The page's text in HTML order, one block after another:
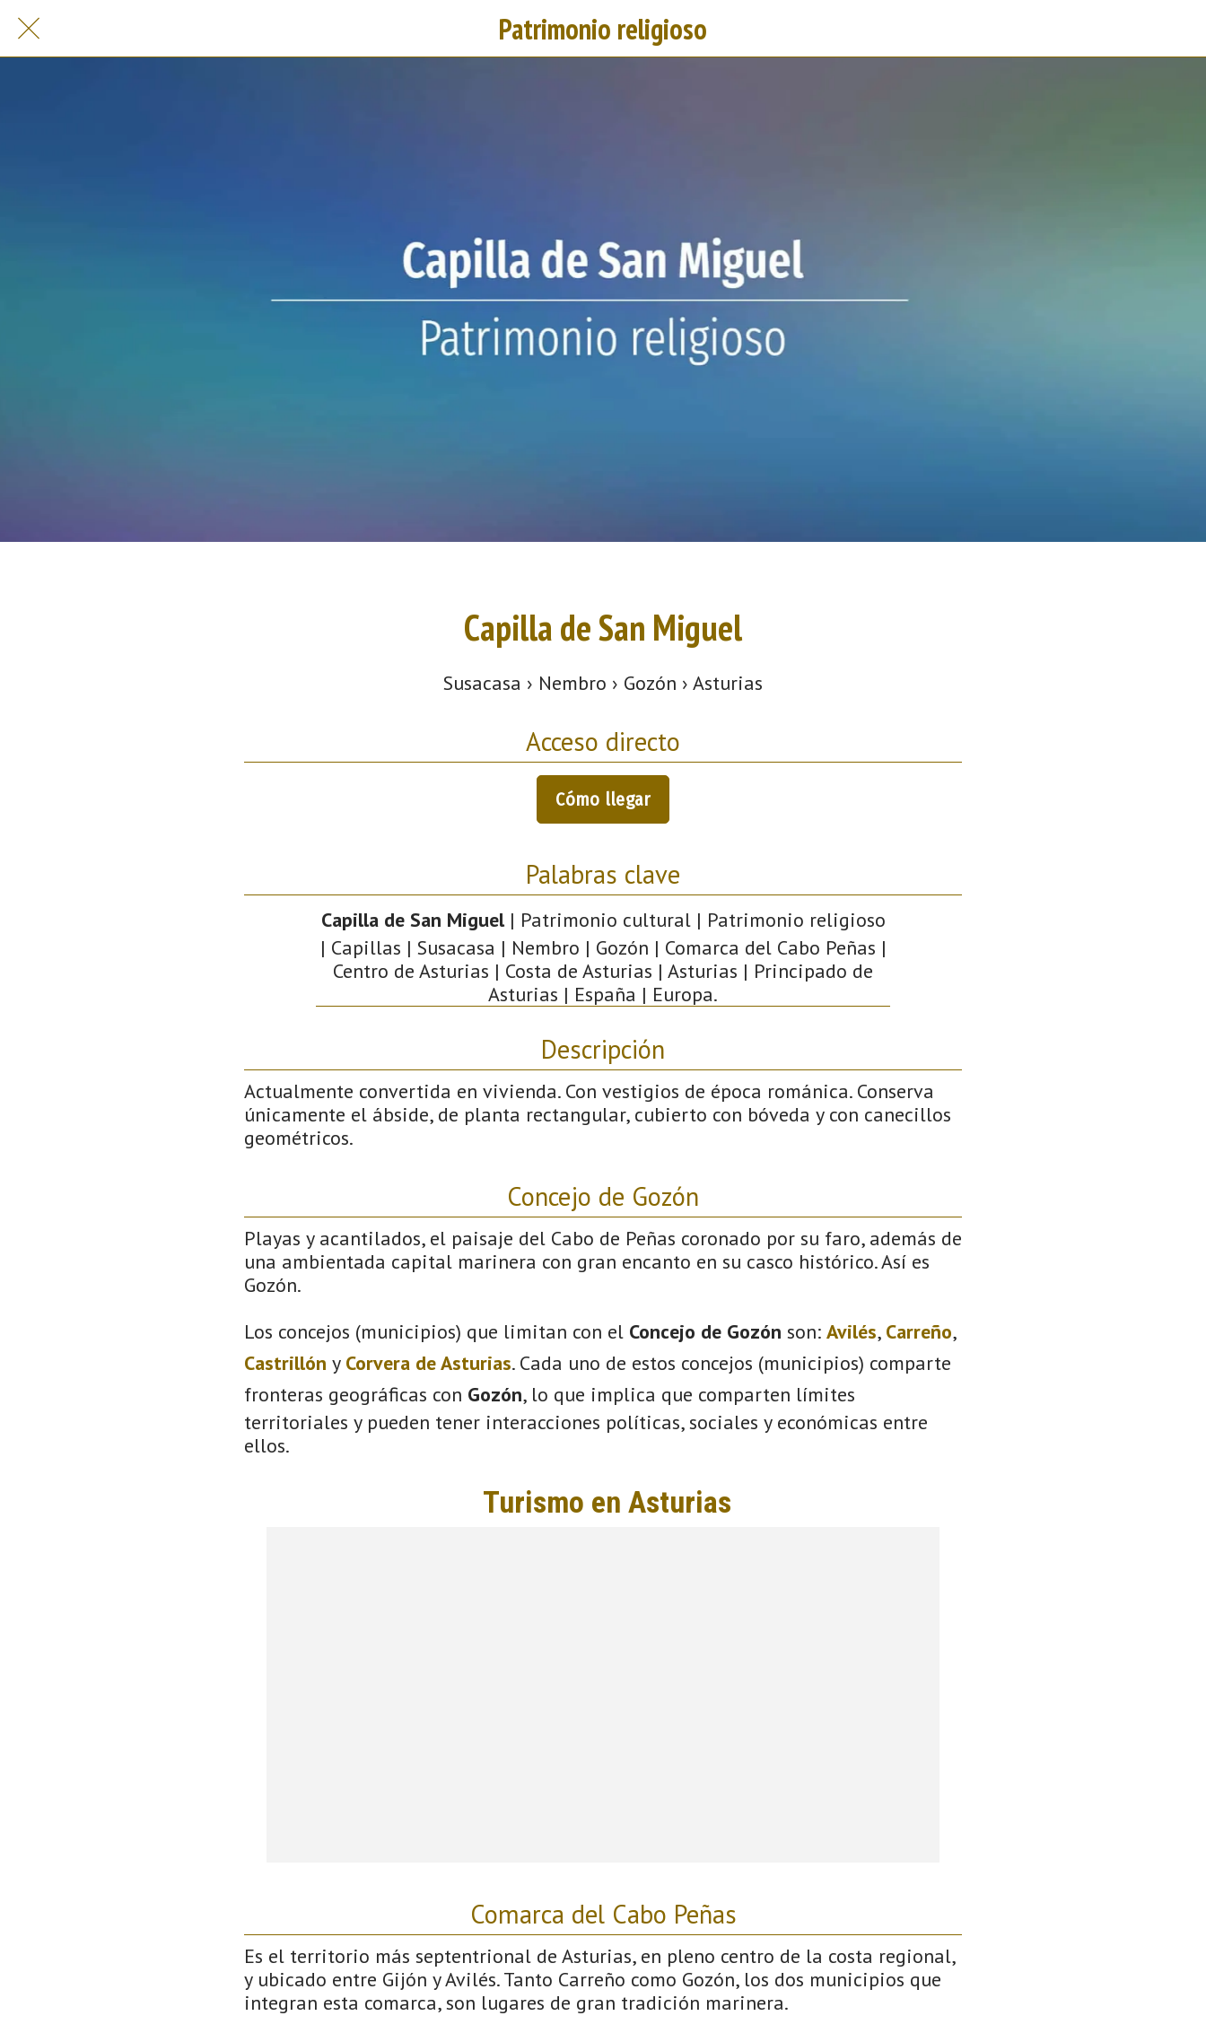
Patrimonio religioso
Capilla de San Miguel
Susacasa › Nembro › Gozón › Asturias
Acceso directo
Cómo llegar
Palabras clave
Capilla de San Miguel| Patrimonio cultural | Patrimonio religioso
| Capillas | Susacasa | Nembro | Gozón | Comarca del Cabo Peñas |
Centro de Asturias | Costa de Asturias | Asturias | Principado de
Asturias | España | Europa.
Descripción
Actualmente convertida en vivienda. Con vestigios de época románica. Conserva
únicamente el ábside, de planta rectangular, cubierto con bóveda y con canecillos
geométricos.
Concejo de Gozón
Playas y acantilados, el paisaje del Cabo de Peñas coronado por su faro, además de
una ambientada capital marinera con gran encanto en su casco histórico. Así es
Gozón.
Los concejos (municipios) que limitan con el Concejo de Gozón son: Avilés, Carreño,
Castrillón y Corvera de Asturias. Cada uno de estos concejos (municipios) comparte
fronteras geográficas con Gozón, lo que implica que comparten límites
territoriales y pueden tener interacciones políticas, sociales y económicas entre
ellos.
Comarca del Cabo Peñas
Es el territorio más septentrional de Asturias, en pleno centro de la costa regional,
y ubicado entre Gijón y Avilés. Tanto Carreño como Gozón, los dos municipios que
integran esta comarca, son lugares de gran tradición marinera.